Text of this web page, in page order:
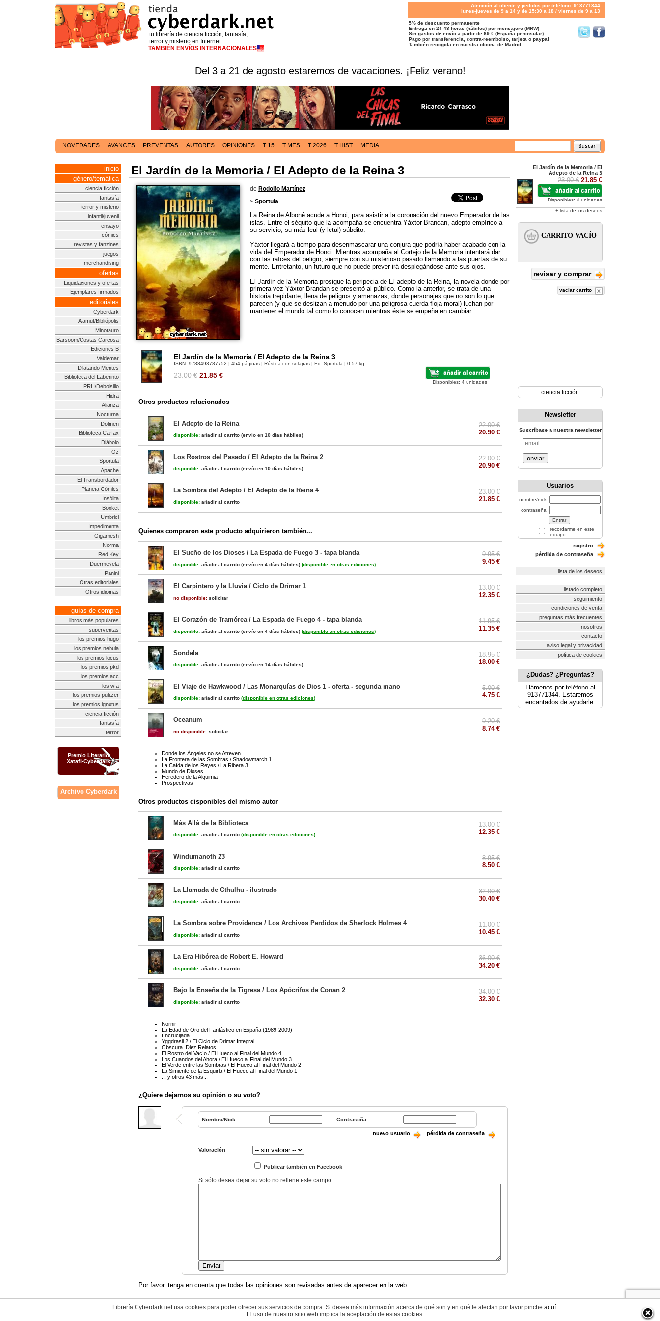
tu librería de ciencia ficción, fantasía,
terror y misterio en Internet
TAMBIÉN ENVÍOS INTERNACIONALES
Atención al cliente y pedidos por teléfono: 913771344
lunes-jueves de 9 a 14 y de 15:30 a 18 / viernes de 9 a 13
5% de descuento permanente
Entrega en 24-48 horas (hábiles) por mensajero (MRW)
Sin gastos de envío a partir de 69 € (España peninsular)
Pago por transferencia, contra-reembolso, tarjeta o paypal
También recogida en nuestra oficina de Madrid
Del 3 a 21 de agosto estaremos de vacaciones. ¡Feliz verano!
NOVEDADES AVANCES PREVENTAS AUTORES OPINIONES T 15 T MES T 2026 T HIST MEDIA
inicio
género/temática
ciencia ficción
fantasía
terror y misterio
infantil/juvenil
ensayo
cómics
revistas y fanzines
juegos
merchandising
ofertas
Liquidaciones y ofertas
Ejemplares firmados
editoriales
Cyberdark
Alamut/Bibliópolis
Minotauro
Barsoom/Costas Carcosa
Ediciones B
Valdemar
Dilatando Mentes
Biblioteca del Laberinto
PRH/Debolsillo
Hidra
Alianza
Nocturna
Dolmen
Biblioteca Carfax
Diábolo
Oz
Sportula
Apache
El Transbordador
Planeta Cómics
Insólita
Booket
Umbriel
Impedimenta
Gigamesh
Norma
Red Key
Duermevela
Panini
Otras editoriales
Otros idiomas
guías de compra
libros más populares
superventas
los premios hugo
los premios nebula
los premios locus
los premios pkd
los premios acc
los wfa
los premios pulitzer
los premios ignotus
ciencia ficción
fantasía
terror
Premio Literario
Xatafi-Cyberdark
Archivo Cyberdark
El Jardín de la Memoria / El Adepto de la Reina 3
de Rodolfo Martínez
> Sportula
La Reina de Alboné acude a Honoi, para asistir a la coronación del nuevo Emperador de las
islas. Entre el séquito que la acompaña se encuentra Yáxtor Brandan, adepto empírico a
su servicio, su más leal (y letal) súbdito.
Yáxtor llegará a tiempo para desenmascarar una conjura que podría haber acabado con la
vida del Emperador de Honoi. Mientras acompaña al Cortejo de la Memoria intentará dar
con las raíces del peligro, siempre con su misterioso pasado llamando a las puertas de su
mente. Entretanto, un futuro que no puede prever irá desplegándose ante sus ojos.
El Jardín de la Memoria prosigue la peripecia de El adepto de la Reina, la novela donde por
primera vez Yáxtor Brandan se presentó al público. Como la anterior, se trata de una
historia trepidante, llena de peligros y amenazas, donde personajes que no son lo que
parecen (y que se deslizan a menudo por una peligrosa cuerda floja moral) luchan por
mantener el mundo tal como lo conocen mientras éste se empeña en cambiar.
El Jardín de la Memoria / El Adepto de la Reina 3
ISBN: 9788493787752 | 454 páginas | Rústica con solapas | Ed. Sportula | 0.57 kg
23.00 € 21.85 €
Disponibles: 4 unidades
Otros productos relacionados
El Adepto de la Reina
disponible: añadir al carrito (envío en 10 días hábiles)
22.00 €
20.90 €
Los Rostros del Pasado / El Adepto de la Reina 2
disponible: añadir al carrito (envío en 10 días hábiles)
22.00 €
20.90 €
La Sombra del Adepto / El Adepto de la Reina 4
disponible: añadir al carrito
23.00 €
21.85 €
Quienes compraron este producto adquirieron también...
El Sueño de los Dioses / La Espada de Fuego 3 - tapa blanda
disponible: añadir al carrito (envío en 4 días hábiles) (disponible en otras ediciones)
9.95 €
9.45 €
El Carpintero y la Lluvia / Ciclo de Drímar 1
no disponible: solicitar
13.00 €
12.35 €
El Corazón de Tramórea / La Espada de Fuego 4 - tapa blanda
disponible: añadir al carrito (envío en 4 días hábiles) (disponible en otras ediciones)
11.95 €
11.35 €
Sondela
disponible: añadir al carrito (envío en 14 días hábiles)
18.95 €
18.00 €
El Viaje de Hawkwood / Las Monarquías de Dios 1 - oferta - segunda mano
disponible: añadir al carrito (disponible en otras ediciones)
5.00 €
4.75 €
Oceanum
no disponible: solicitar
9.20 €
8.74 €
Donde los Ángeles no se Atreven
La Frontera de las Sombras / Shadowmarch 1
La Caída de los Reyes / La Ribera 3
Mundo de Dioses
Heredero de la Alquimia
Prospectivas
Otros productos disponibles del mismo autor
Más Allá de la Biblioteca
disponible: añadir al carrito (disponible en otras ediciones)
13.00 €
12.35 €
Windumanoth 23
disponible: añadir al carrito
8.95 €
8.50 €
La Llamada de Cthulhu - ilustrado
disponible: añadir al carrito
32.00 €
30.40 €
La Sombra sobre Providence / Los Archivos Perdidos de Sherlock Holmes 4
disponible: añadir al carrito
11.00 €
10.45 €
La Era Hibórea de Robert E. Howard
disponible: añadir al carrito
36.00 €
34.20 €
Bajo la Enseña de la Tigresa / Los Apócrifos de Conan 2
disponible: añadir al carrito
34.00 €
32.30 €
Nornir
La Edad de Oro del Fantástico en España (1989-2009)
Encrucijada
Yggdrasil 2 / El Ciclo de Drimar Integral
Obscura. Diez Relatos
El Rostro del Vacío / El Hueco al Final del Mundo 4
Los Cuandos del Ahora / El Hueco al Final del Mundo 3
El Verde entre las Sombras / El Hueco al Final del Mundo 2
La Simiente de la Esquirla / El Hueco al Final del Mundo 1
... y otros 43 más...
¿Quiere dejarnos su opinión o su voto?
Nombre/Nick Contraseña
nuevo usuario pérdida de contraseña
Valoración
Publicar también en Facebook
Si sólo desea dejar su voto no rellene este campo
Por favor, tenga en cuenta que todas las opiniones son revisadas antes de aparecer en la web.
El Jardín de la Memoria / El
Adepto de la Reina 3
23.00 € 21.85 €
Disponibles: 4 unidades
+ lista de los deseos
revisar y comprar
vaciar carrito
ciencia ficción
Newsletter
Suscríbase a nuestra newsletter
enviar
Usuarios
nombre/nick
contraseña
recordarme en este
equipo
registro
pérdida de contraseña
lista de los deseos
listado completo
seguimiento
condiciones de venta
preguntas más frecuentes
nosotros
contacto
aviso legal y privacidad
política de cookies
¿Dudas? ¿Preguntas?
Llámenos por teléfono al
913771344. Estaremos
encantados de ayudarle.
© 2004-2026 cyberdark.net - todos los derechos reservados
Librería Cyberdark.net usa cookies para poder ofrecer sus servicios de compra. Si desea más información acerca de qué son y en qué le afectan por favor pinche aquí.
El uso de nuestro sitio web implica la aceptación de estas cookies.